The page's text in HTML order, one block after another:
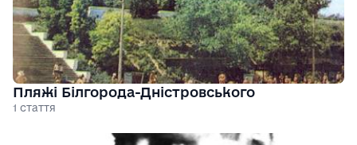
Пляжі Білгорода-Дністровського
1 стаття